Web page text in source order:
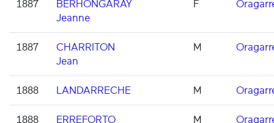
1887
BERHONGARAY
Jeanne
F
1887
CHARRITON
Jean
M
1888 LANDARRECHE M
1888
ERREFORTO
M